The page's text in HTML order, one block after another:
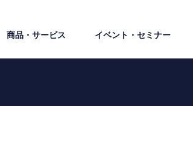
商品・サービス イベント・セミナー